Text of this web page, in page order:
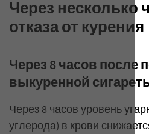
Через несколько
отказа от курения
Через 8 часов после
выкуренной
Через 8 часов уровень
углерода) в крови